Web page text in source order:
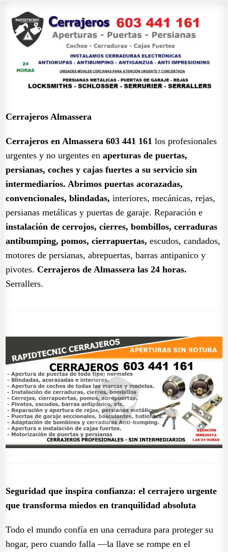
Cerrajeros Almassera
Cerrajeros en Almassera 603 441 161 los profesionales
urgentes y no urgentes en aperturas de puertas,
persianas, coches y cajas fuertes a su servicio sin
intermediarios. Abrimos puertas acorazadas,
convencionales, blindadas, interiores, mecánicas, rejas,
persianas metálicas y puertas de garaje. Reparación e
instalación de cerrojos, cierres, bombillos, cerraduras
antibumping, pomos, cierrapuertas, escudos, candados,
motores de persianas, abrepuertas, barras antipanico y
pivotes. Cerrajeros de Almassera las 24 horas.
Serrallers.
Seguridad que inspira confianza: el cerrajero urgente
que transforma miedos en tranquilidad absoluta
Todo el mundo confía en una cerradura para proteger su
hogar, pero cuando falla —la llave se rompe en el